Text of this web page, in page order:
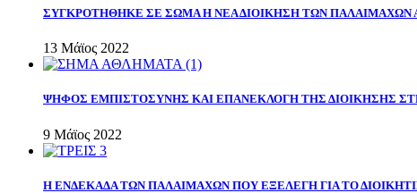
ΣΥΓΚΡΟΤΗΘΗΚΕ ΣΕ ΣΩΜΑ Η ΝΕΑ ΔΙΟΙΚΗΣΗ ΤΩΝ
13 Μάϊος 2022
ΨΗΦΟΣ ΕΜΠΙΣΤΟΣΥΝΗΣ ΚΑΙ ΕΠΑΝΕΚΛΟΓΗ ΤΗΣ ΔΙΟΙΚΗΣΗΣ
9 Μάϊος 2022
Η ΕΝΔΕΚΑΔΑ ΤΩΝ ΠΑΛΑΙΜΑΧΩΝ ΠΟΥ ΕΞΕΛΕΓΗ ΓΙΑ ΤΟ